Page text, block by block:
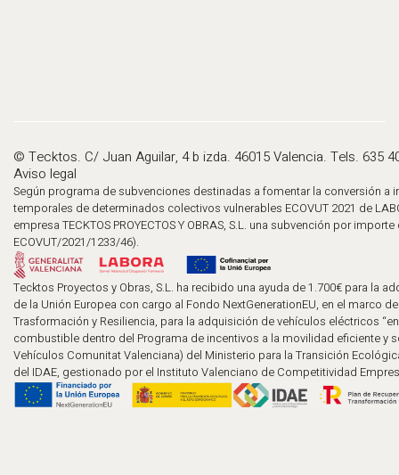
© Tecktos. C/ Juan Aguilar, 4 b izda. 46015 Valencia. Tels. 635
Aviso legal
Según programa de subvenciones destinadas a fomentar la conversión a
temporales de determinados colectivos vulnerables ECOVUT 2021 de
empresa TECKTOS PROYECTOS Y OBRAS, S.L. una subvención por
ECOVUT/2021/1233/46).
Tecktos Proyectos y Obras, S.L. ha recibido una ayuda de 1.700€ para la
de la Unión Europea con cargo al Fondo NextGenerationEU, en el marco
Trasformación y Resiliencia, para la adquisición de vehículos eléctricos
combustible dentro del Programa de incentivos a la movilidad eficiente y
Vehículos Comunitat Valenciana) del Ministerio para la Transición
del IDAE, gestionado por el Instituto Valenciano de Competitividad